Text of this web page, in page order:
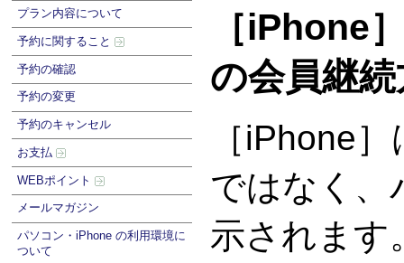
プラン内容について
予約に関すること
予約の確認
予約の変更
予約のキャンセル
お支払
WEBポイント
メールマガジン
パソコン・iPhone の利用環境に
ついて
［iPhone
の会員継
［iPhone
ではなく、
示されます